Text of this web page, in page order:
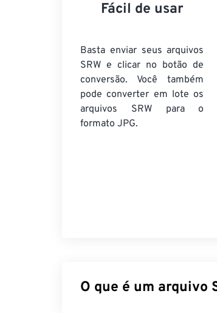
Fácil de usar
Basta enviar seus arquivos
SRW e clicar no botão de
conversão. Você também
pode converter em loteos
arquivos SRWpara o
formato JPG.
O que é um arquivo